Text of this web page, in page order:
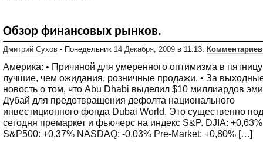
Обзор финансовых рынков.
Дмитрий Сухов - Понедельник 14 Декабря 2009 в 11:13.
Америка: • Причиной для умеренного оптимизма в
лучшие, чем ожидания, розничные продажи. • За
новость о том, что Abu Dhabi выделил $10 миллиардов
Дубай для предотвращения дефолта национального
инвестиционного фонда Dubai World. Это существенно
сегодня премаркет и фьючерс на индекс S&P. DJIA: +0,63%
S&P500: +0,37% NASDAQ: -0,03% Pre-Market: +0,80% […]